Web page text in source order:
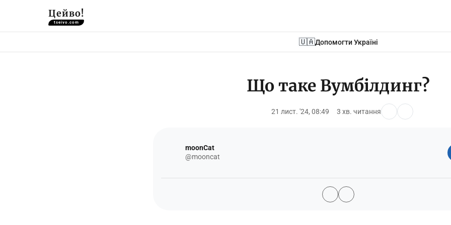
Цейво!
tseivo.com
🇺🇦Допомогти Україні
Що таке Вумбілдинг?
21 лист. '24, 08:49 3 хв. читання
moonCat
@mooncat